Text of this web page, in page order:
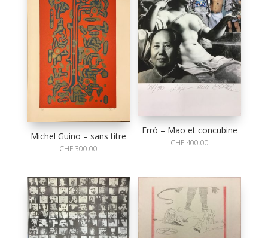
Michel Guino – sans titre
CHF300.00
Erró – Mao et concubine
CHF400.00